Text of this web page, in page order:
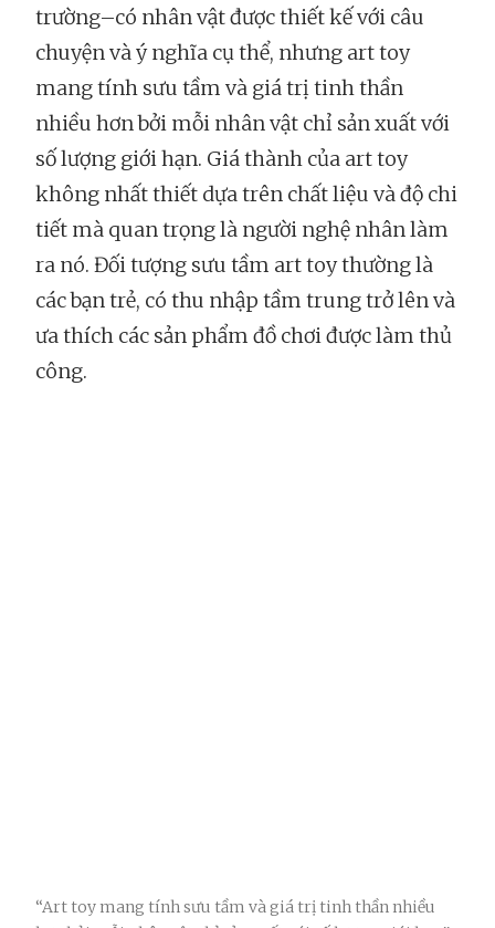
trường–có nhân vật được thiết kế với câu
chuyện và ý nghĩa cụ thể, nhưng art toy
mang tính sưu tầm và giá trị tinh thần
nhiều hơn bởi mỗi nhân vật chỉ sản xuất với
số lượng giới hạn. Giá thành của art toy
không nhất thiết dựa trên chất liệu và độ chi
tiết mà quan trọng là người nghệ nhân làm
ra nó. Đối tượng sưu tầm art toy thường là
các bạn trẻ, có thu nhập tầm trung trở lên và
ưa thích các sản phẩm đồ chơi được làm thủ
công.
“Art toy mang tính sưu tầm và giá trị tinh thần nhiều